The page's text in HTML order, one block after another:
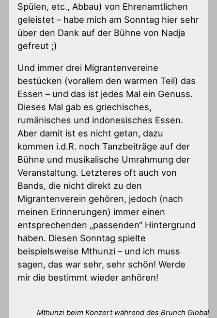
Spülen, etc., Abbau) von Ehrenamtlichen
geleistet – habe mich am Sonntag hier sehr
über den Dank auf der Bühne von Nadja
gefreut ;)
Und immer drei Migrantenvereine
bestücken (vorallem den warmen Teil) das
Essen – und das ist jedes Mal ein Genuss.
Dieses Mal gab es griechisches,
rumänisches und indonesisches Essen.
Aber damit ist es nicht getan, dazu
kommen i.d.R. noch Tanzbeiträge auf der
Bühne und musikalische Umrahmung der
Veranstaltung. Letzteres oft auch von
Bands, die nicht direkt zu den
Migrantenverein gehören, jedoch (nach
meinen Erinnerungen) immer einen
entsprechenden „passenden“ Hintergrund
haben. Diesen Sonntag spielte
beispielsweise Mthunzi – und ich muss
sagen, das war sehr, sehr schön! Werde
mir die bestimmt wieder anhören!
Mthunzi beim Konzert während des Brunch Global